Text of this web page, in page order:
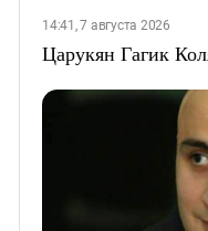
14:41, 7 августа 2026
Царукян Гагик